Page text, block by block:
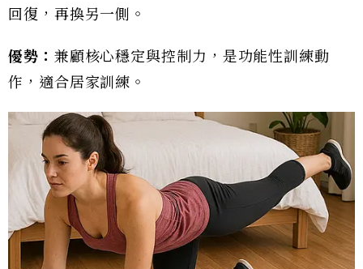
回復，再換另一側。
優勢： 兼顧核心穩定與控制力，是功能性訓練動
作，適合居家訓練。